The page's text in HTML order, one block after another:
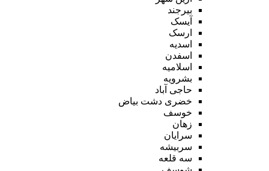
بیرجند
آیسک
ارسک
اسدیه
اسفدن
اسلامیه
بشرویه
حاجی آباد
خضری دشت بیاض
خوسف
زهان
سرایان
سربیشه
سه قلعه